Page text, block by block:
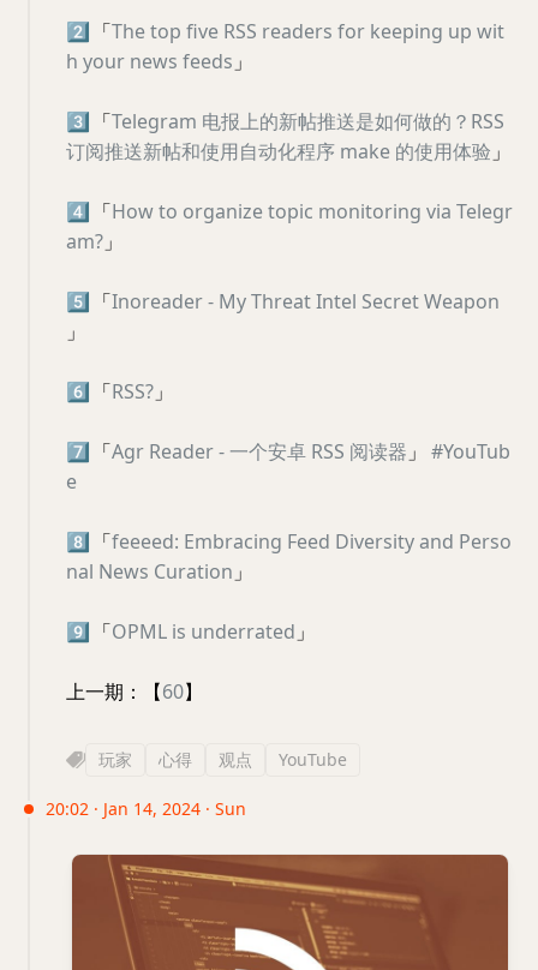
2️⃣ 「The top five RSS readers for keeping up wit
h your news feeds 」
3️⃣ 「Telegram 电报上的新帖推送是如何做的？RSS
订阅推送新帖和使用自动化程序 make 的使用体验 」
4️⃣ 「How to organize topic monitoring via Telegr
am? 」
5️⃣ 「Inoreader - My Threat Intel Secret Weapon
」
6️⃣ 「RSS? 」
7️⃣ 「Agr Reader - 一个安卓 RSS 阅读器 」 #YouTub
e
8️⃣ 「feeeed: Embracing Feed Diversity and Perso
nal News Curation 」
9️⃣ 「OPML is underrated 」
上一期：【60】
玩家 心得 观点 YouTube
20:02 · Jan 14, 2024 · Sun